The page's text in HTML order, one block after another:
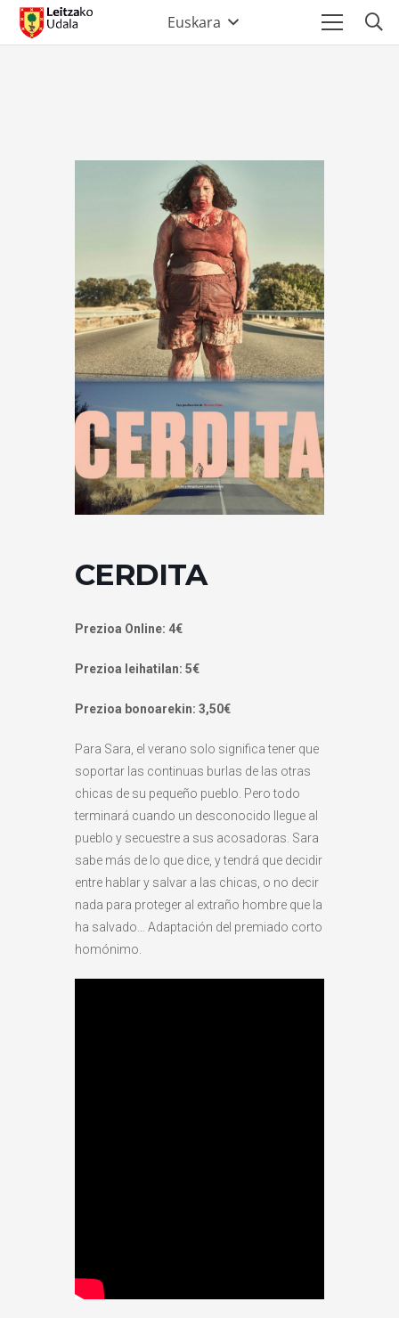
Euskara
CERDITA
Prezioa Online: 4€
Prezioa leihatilan: 5€
Prezioa bonoarekin: 3,50€
Para Sara, el verano solo significa tener que
soportar las continuas burlas de las otras
chicas de su pequeño pueblo. Pero todo
terminará cuando un desconocido llegue al
pueblo y secuestre a sus acosadoras. Sara
sabe más de lo que dice, y tendrá que decidir
entre hablar y salvar a las chicas, o no decir
nada para proteger al extraño hombre que la
ha salvado… Adaptación del premiado corto
homónimo.